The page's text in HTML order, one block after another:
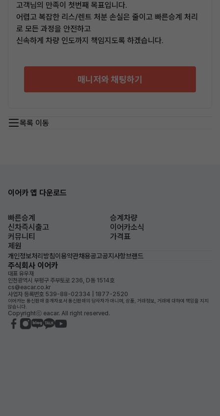
고객님의 만족이 첫번째 목표입니다.
어렵고 복잡한 리스/렌트 처분 손실은 줄이고 빠른승계 처리
로 모든 과정을 안전하고
신속하게 차량 인도까지 책임지도록 하겠습니다.
매니저와 채팅하기
목록 이동
이어카 앱 다운로드
빠른승계
승계차량
신차즉시출고
이어카소식
커뮤니티
가격표
제원
개인정보처리방침이용약관채용공고공지사항브랜드
주식회사 이어카
대표 유우재
인천광역시 부평구 주부토로 236, D동 1514호
cs@eacar.co.kr
사업자 등록번호 539-88-02334 | 1877-2520
이어카는 통신판매 중개자로서 통신판매의 당사자가 아니며, 상품, 거래정보, 거래에 대하여 책임을 지지
않습니다.
Copyrightⓒ eacar. All right reserved.